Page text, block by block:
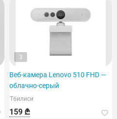
3
Веб-камера Lenovo 510 FHD —
облачно-серый
Тбилиси
159 ₾